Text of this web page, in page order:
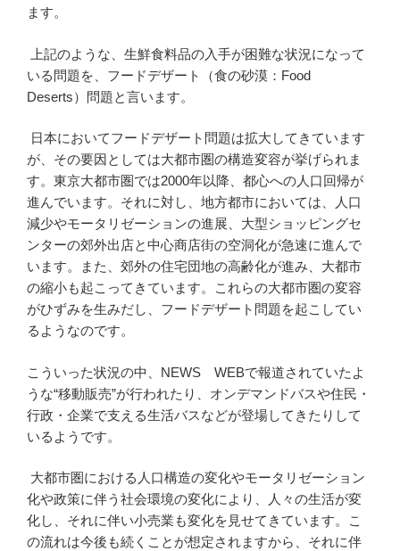
ます。
上記のような、生鮮食料品の入手が困難な状況になって
いる問題を、フードデザート（食の砂漠：Food
Deserts）問題と言います。
日本においてフードデザート問題は拡大してきています
が、その要因としては大都市圏の構造変容が挙げられま
す。東京大都市圏では2000年以降、都心への人口回帰が
進んでいます。それに対し、地方都市においては、人口
減少やモータリゼーションの進展、大型ショッピングセ
ンターの郊外出店と中心商店街の空洞化が急速に進んで
います。また、郊外の住宅団地の高齢化が進み、大都市
の縮小も起こってきています。これらの大都市圏の変容
がひずみを生みだし、フードデザート問題を起こしてい
るようなのです。
こういった状況の中、NEWS WEBで報道されていたよ
うな“移動販売”が行われたり、オンデマンドバスや住民・
行政・企業で支える生活バスなどが登場してきたりして
いるようです。
大都市圏における人口構造の変化やモータリゼーション
化や政策に伴う社会環境の変化により、人々の生活が変
化し、それに伴い小売業も変化を見せてきています。こ
の流れは今後も続くことが想定されますから、それに伴